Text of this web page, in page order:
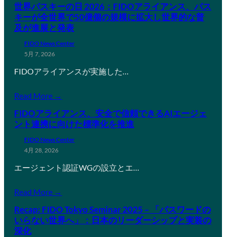
世界パスキーの日 2026：FIDOアライアンス、パス
キーが全世界で50億個の規模に拡大し世界的な普
及が進展と発表
FIDO News Center
5月 7, 2026
FIDOアライアンスが実施した…
Read More →
FIDOアライアンス、安全で信頼できるAIエージェ
ント連携に向けた標準化を推進
FIDO News Center
4月 28, 2026
エージェント認証WGの設立とエ…
Read More →
Recap: FIDO Tokyo Seminar 2025 – 「パスワードの
いらない世界へ」：日本のリーダーシップと実装の
深化